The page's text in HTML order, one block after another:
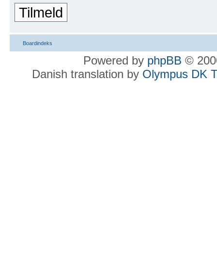
Tilmeld
Boardindeks
Powered by phpBB ©
Danish translation by Olympus DK